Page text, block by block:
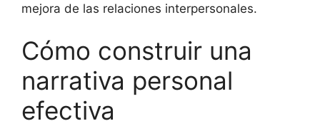
mejora de las relaciones interpersonales.
Cómo construir una
narrativa personal
efectiva